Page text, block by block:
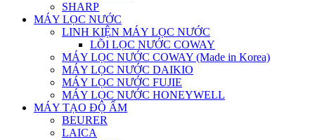
SHARP
MÁY LỌC NƯỚC
LINH KIỆN MÁY LỌC NƯỚC
LÕI LỌC NƯỚC COWAY
MÁY LỌC NƯỚC COWAY (Made in Korea)
MÁY LỌC NƯỚC DAIKIO
MÁY LỌC NƯỚC FUJIE
MÁY LỌC NƯỚC HONEYWELL
MÁY TẠO ĐỘ ẨM
BEURER
LAICA